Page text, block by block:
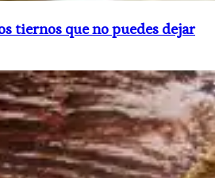
tiernos que no puedes dejar